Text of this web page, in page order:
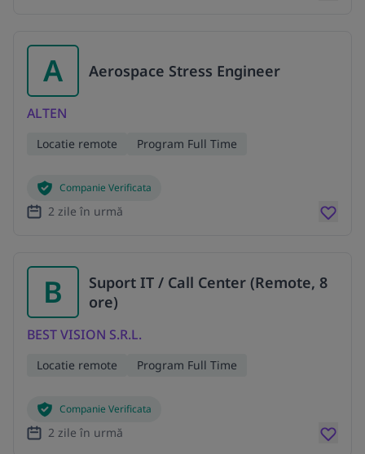
A Aerospace Stress Engineer
ALTEN
Locatie remote Program Full Time
Companie Verificata
2 zile în urmă
B
Suport IT / Call Center (Remote, 8
ore)
BEST VISION S.R.L.
Locatie remote Program Full Time
Companie Verificata
2 zile în urmă